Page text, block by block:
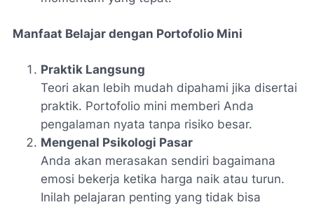
Manfaat Belajar dengan Portofolio Mini
Praktik Langsung
Teori akan lebih mudah dipahami jika disertai
praktik. Portofolio mini memberi Anda
pengalaman nyata tanpa risiko besar.
Mengenal Psikologi Pasar
Anda akan merasakan sendiri bagaimana
emosi bekerja ketika harga naik atau turun.
Inilah pelajaran penting yang tidak bisa